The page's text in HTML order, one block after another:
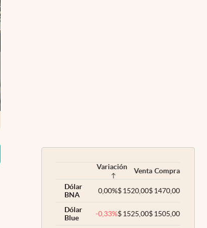
Variación Venta Compra
Dólar
BNA
0,00%$1520,00$1470,00
Dólar
Blue
-0,33%$1525,00$1505,00